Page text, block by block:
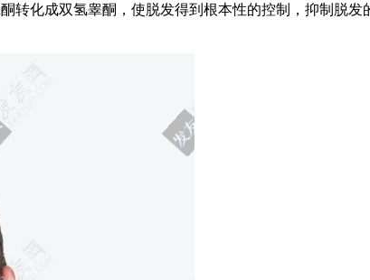
转化成双氢睾酮，使脱发得到根本性的控制，抑制脱